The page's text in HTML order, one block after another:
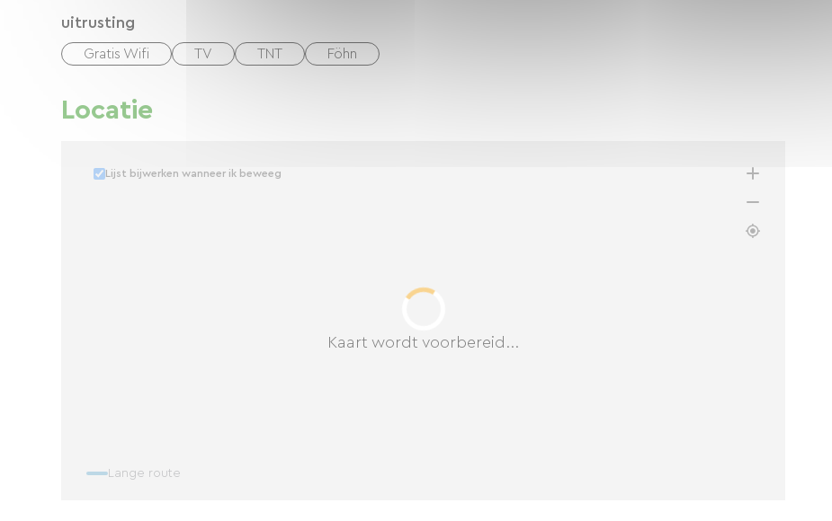
uitrusting
Gratis Wifi TV TNT Föhn
Locatie
Kaart wordt voorbereid...
Lijst bijwerken wanneer ik beweeg
Lange route